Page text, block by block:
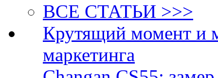
ВСЕ СТАТЬИ >>>
Крутящий момент и
маркетинга